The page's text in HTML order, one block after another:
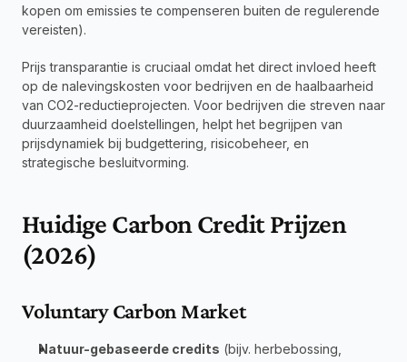
kopen om emissies te compenseren buiten de regulerende
vereisten).
Prijs transparantie is cruciaal omdat het direct invloed heeft
op de nalevingskosten voor bedrijven en de haalbaarheid
van CO2-reductieprojecten. Voor bedrijven die streven naar
duurzaamheid doelstellingen, helpt het begrijpen van
prijsdynamiek bij budgettering, risicobeheer, en
strategische besluitvorming.
Huidige Carbon Credit Prijzen
(2026)
Voluntary Carbon Market
Natuur-gebaseerde credits (bijv. herbebossing,